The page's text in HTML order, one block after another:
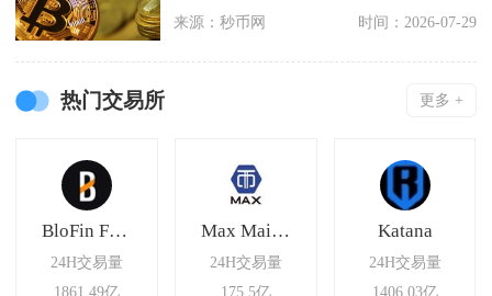
规则、持续学习市场
来源：秒币网 时间：2026-07-29
热门交易所 更多 +
BloFin Futures
24H交易量
1861.49亿
Max Maicoin
24H交易量
175.5亿
Katana
24H交易量
1406.03亿